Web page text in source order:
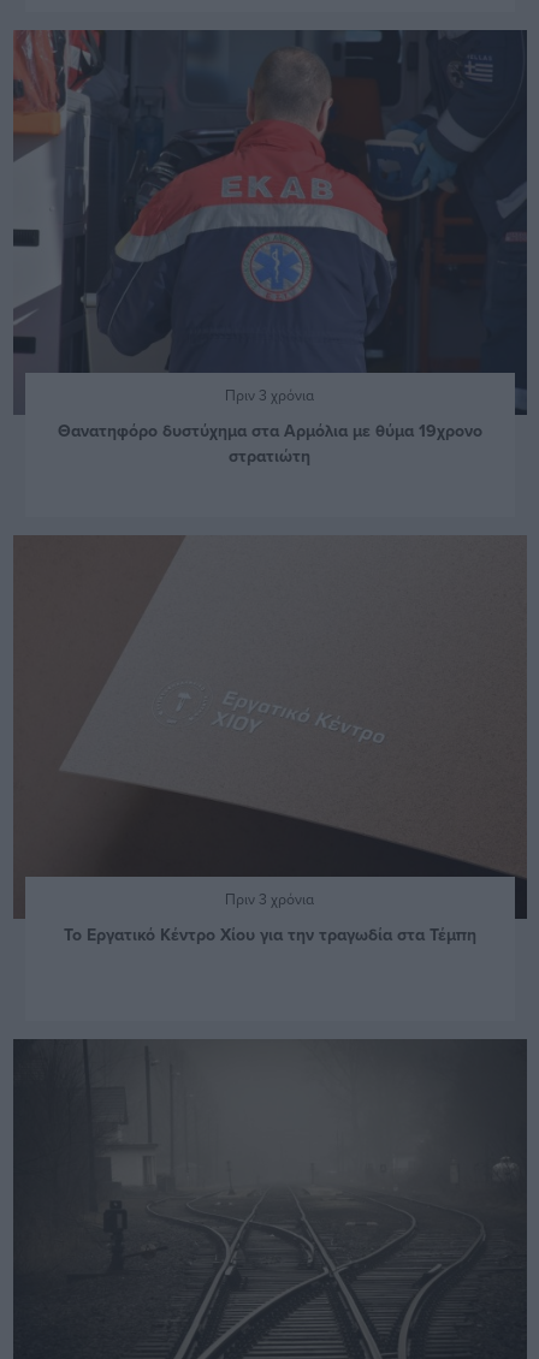
Πριν 3 χρόνια
Θανατηφόρο δυστύχημα στα Αρμόλια με θύμα 19χρονο
στρατιώτη
Πριν 3 χρόνια
Το Εργατικό Κέντρο Χίου για την τραγωδία στα Τέμπη